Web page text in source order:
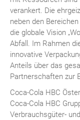
verankert. Die
neben den
die globale Vision
Abfall. Im Rahmen
innovative
Anteils über das
Partnerschaften zur
Coca-Cola HBC
Coca-Cola HBC
Verbrauchsgüter-